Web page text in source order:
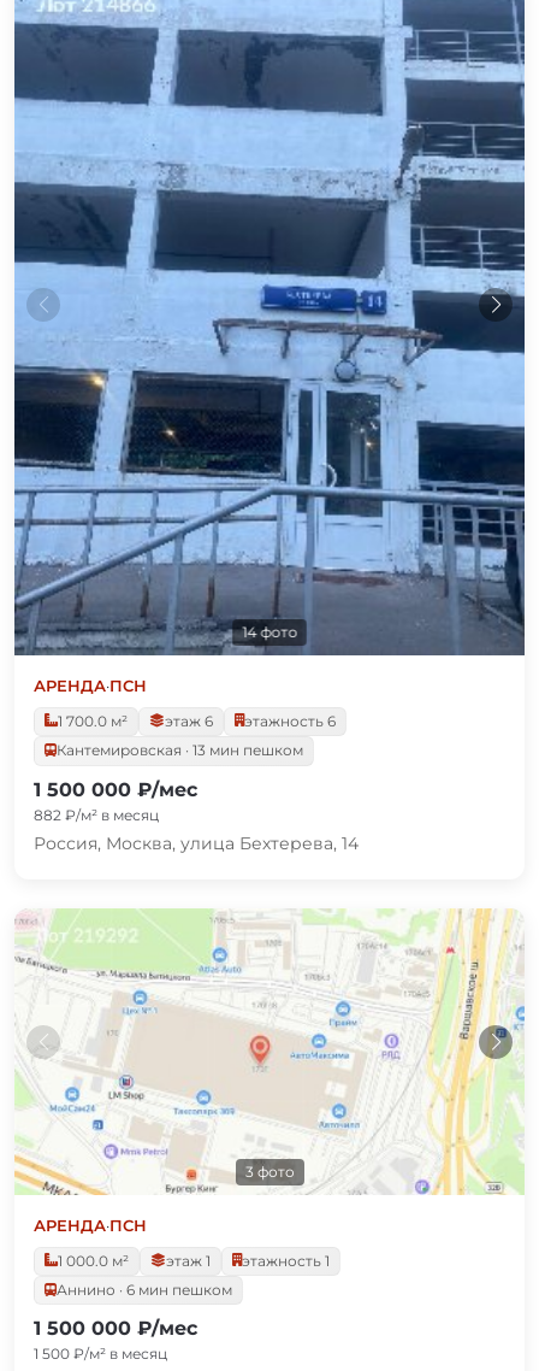
14 фото
АРЕНДА·ПСН
1 700.0 м²
этаж 6
этажность 6
Кантемировская · 13 мин пешком
1 500 000 ₽/мес
882 ₽/м² в месяц
Россия, Москва, улица Бехтерева, 14
3 фото
АРЕНДА·ПСН
1 000.0 м²
этаж 1
этажность 1
Аннино · 6 мин пешком
1 500 000 ₽/мес
1 500 ₽/м² в месяц